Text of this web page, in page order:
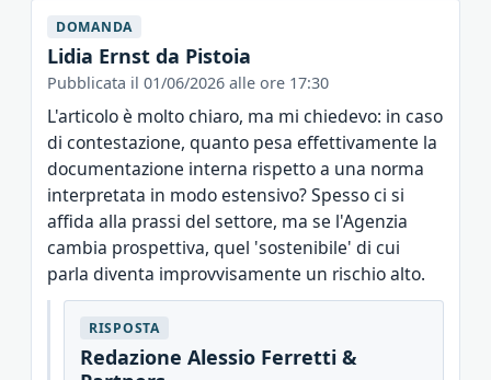
DOMANDA
Lidia Ernst da Pistoia
Pubblicata il 01/06/2026 alle ore 17:30
L'articolo è molto chiaro, ma mi chiedevo: in caso
di contestazione, quanto pesa effettivamente la
documentazione interna rispetto a una norma
interpretata in modo estensivo? Spesso ci si
affida alla prassi del settore, ma se l'Agenzia
cambia prospettiva, quel 'sostenibile' di cui
parla diventa improvvisamente un rischio alto.
RISPOSTA
Redazione Alessio Ferretti &